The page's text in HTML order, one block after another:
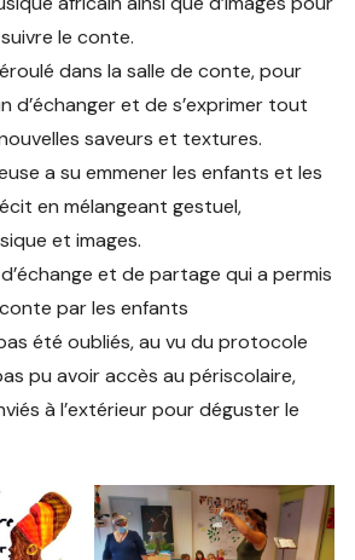
le conte.
dans la salle de conte, pour
d’échanger et de s’exprimer tout
saveurs et textures.
a su emmener les enfants et les
en mélangeant gestuel,
et images.
et de partage qui a permis
par les enfants
été oubliés, au vu du protocole
pu avoir accès au périscolaire,
à l’extérieur pour déguster le